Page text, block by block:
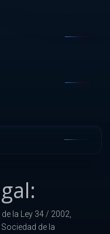
la Ley 34 / 2002,
de la